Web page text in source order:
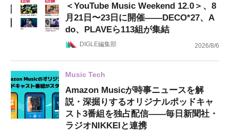
＜YouTube Music Weekend 12.0＞、8
月21日〜23日に開催——DECO*27、A
do、PLAVEら113組が集結
DIGLE編集部 2026/8/6
Music Tech
Amazon Musicが時事ニュースを解
説・深掘りするオリジナルポッドキャ
スト3番組を独占配信——毎日新聞社・
ラジオNIKKEIと連携